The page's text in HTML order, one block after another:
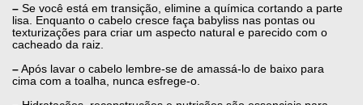
– Se você está em transição, elimine a química cortando a parte
lisa. Enquanto o cabelo cresce faça babyliss nas pontas ou
texturizações para criar um aspecto natural e parecido com o
cacheado da raiz.
–Após lavar o cabelo lembre-se de amassá-lo de baixo para
cima com a toalha, nunca esfrege-o.